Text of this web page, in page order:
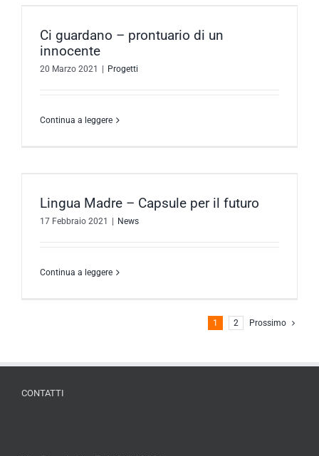
Ci guardano – prontuario di un
innocente
20 Marzo 2021 | Progetti
Continua a leggere
Lingua Madre – Capsule per il futuro
17 Febbraio 2021 | News
Continua a leggere
1 2 Prossimo
CONTATTI